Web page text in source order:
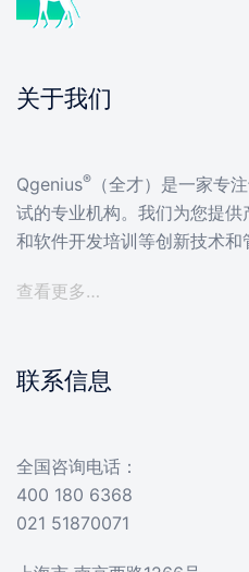
关于我们
Qgenius®
（全才）是一家专
试的专业机构。我们为您提供
和软件开发培训等创新技术和
查看更多…
联系信息
全国咨询电话：
400 180 6368
021 51870071